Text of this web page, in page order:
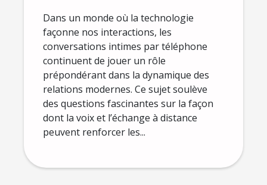
modernes
Dans un monde où la technologie
façonne nos interactions, les
conversations intimes par téléphone
continuent de jouer un rôle
prépondérant dans la dynamique des
relations modernes. Ce sujet soulève
des questions fascinantes sur la façon
dont la voix et l’échange à distance
peuvent renforcer les...